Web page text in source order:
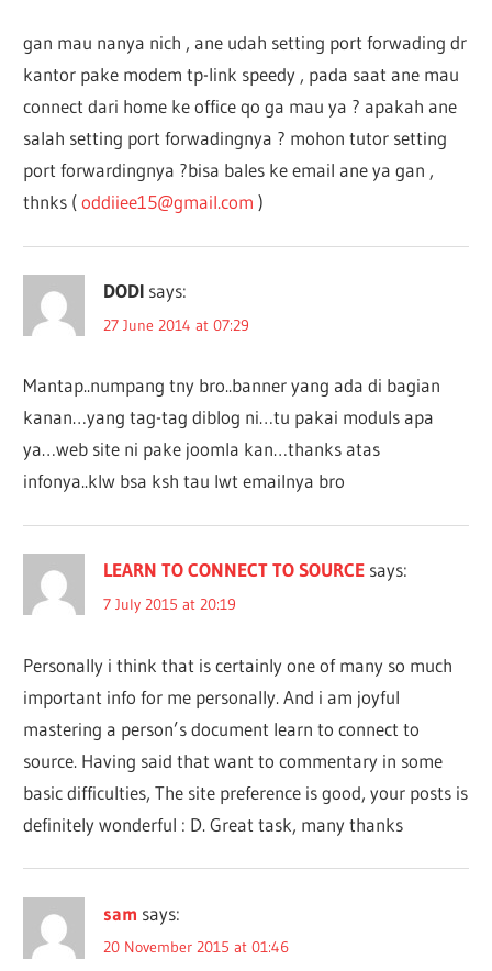
gan mau nanya nich , ane udah setting port forwading dr
kantor pake modem tp-link speedy , pada saat ane mau
connect dari home ke office qo ga mau ya ? apakah ane
salah setting port forwadingnya ? mohon tutor setting
port forwardingnya ?bisa bales ke email ane ya gan ,
thnks (oddiiee15@gmail.com )
DODI says:
27 June 2014 at 07:29
Mantap..numpang tny bro..banner yang ada di bagian
kanan…yang tag-tag diblog ni…tu pakai moduls apa
ya…web site ni pake joomla kan…thanks atas
infonya..klw bsa ksh tau lwt emailnya bro
LEARN TO CONNECT TO SOURCE says:
7 July 2015 at 20:19
Personally i think that is certainly one of many so much
important info for me personally. And i am joyful
mastering a person’s document learn to connect to
source. Having said that want to commentary in some
basic difficulties, The site preference is good, your posts is
definitely wonderful : D. Great task, many thanks
sam says:
20 November 2015 at 01:46